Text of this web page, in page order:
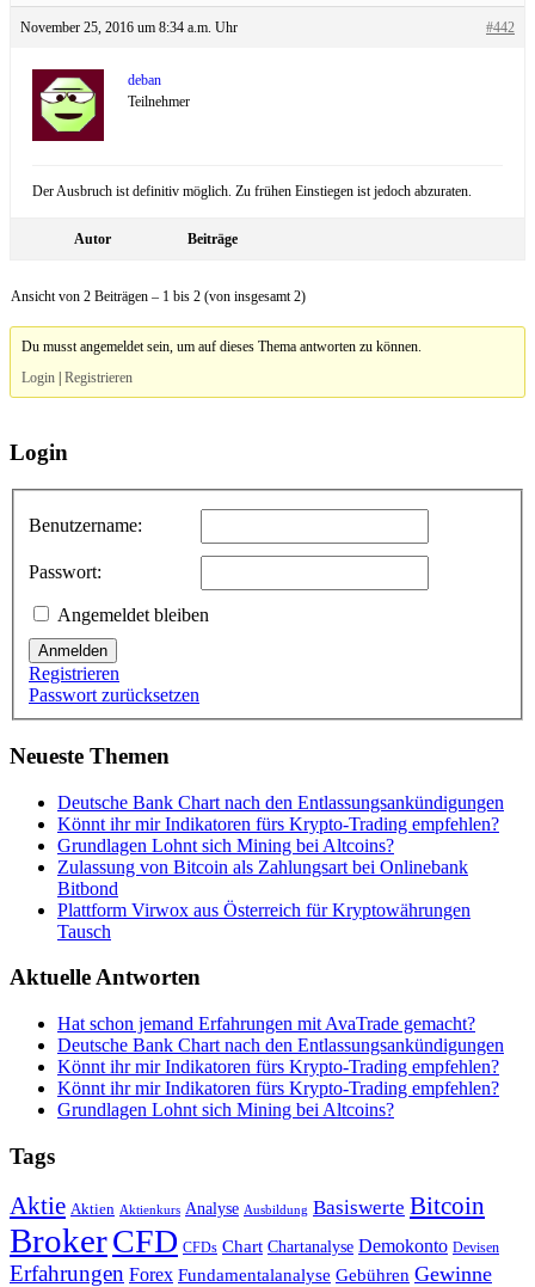
November 25, 2016 um 8:34 a.m. Uhr #442
deban
Teilnehmer
Der Ausbruch ist definitiv möglich. Zu frühen Einstiegen ist jedoch abzuraten.
Autor Beiträge
Ansicht von 2 Beiträgen – 1 bis 2 (von insgesamt 2)
Du musst angemeldet sein, um auf dieses Thema antworten zu können.
Login |Registrieren
Login
Benutzername:
Passwort:
Angemeldet bleiben
Anmelden
Registrieren
Passwort zurücksetzen
Neueste Themen
Deutsche Bank Chart nach den Entlassungsankündigungen
Könnt ihr mir Indikatoren fürs Krypto-Trading empfehlen?
Grundlagen Lohnt sich Mining bei Altcoins?
Zulassung von Bitcoin als Zahlungsart bei Onlinebank
Bitbond
Plattform Virwox aus Österreich für Kryptowährungen
Tausch
Aktuelle Antworten
Hat schon jemand Erfahrungen mit AvaTrade gemacht?
Deutsche Bank Chart nach den Entlassungsankündigungen
Könnt ihr mir Indikatoren fürs Krypto-Trading empfehlen?
Könnt ihr mir Indikatoren fürs Krypto-Trading empfehlen?
Grundlagen Lohnt sich Mining bei Altcoins?
Tags
Aktie Aktien Aktienkurs Analyse Ausbildung Basiswerte Bitcoin
BrokerCFD CFDs Chart Chartanalyse Demokonto Devisen
Erfahrungen Forex Fundamentalanalyse Gebühren Gewinne